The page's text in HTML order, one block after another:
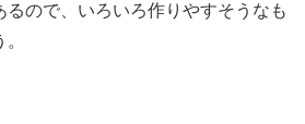
るので、いろいろ作りやすそうなも